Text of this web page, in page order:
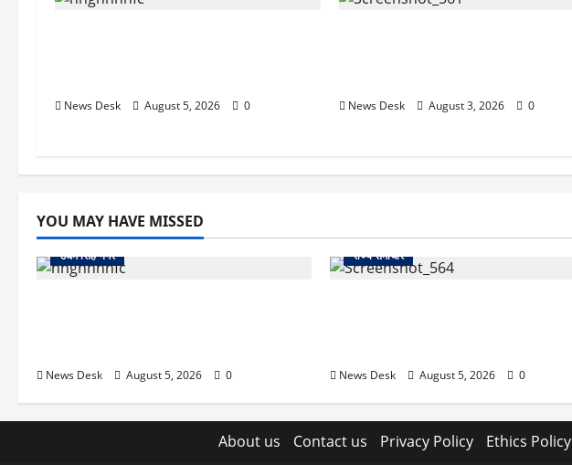
News Desk August 5, 2026 0 News Desk August 3, 2026 0
YOU MAY HAVE MISSED
उधम सिंह नगर
News Desk August 5, 2026 0
राज्य समाचार
News Desk August 5, 2026 0
About us Contact us Privacy Policy Ethics Policy